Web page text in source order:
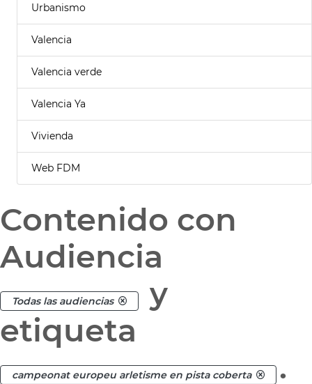
Urbanismo
Valencia
Valencia verde
Valencia Ya
Vivienda
Web FDM
Contenido con
Audiencia
Todas las audiencias
y
etiqueta
campeonat europeu arletisme en pista coberta .